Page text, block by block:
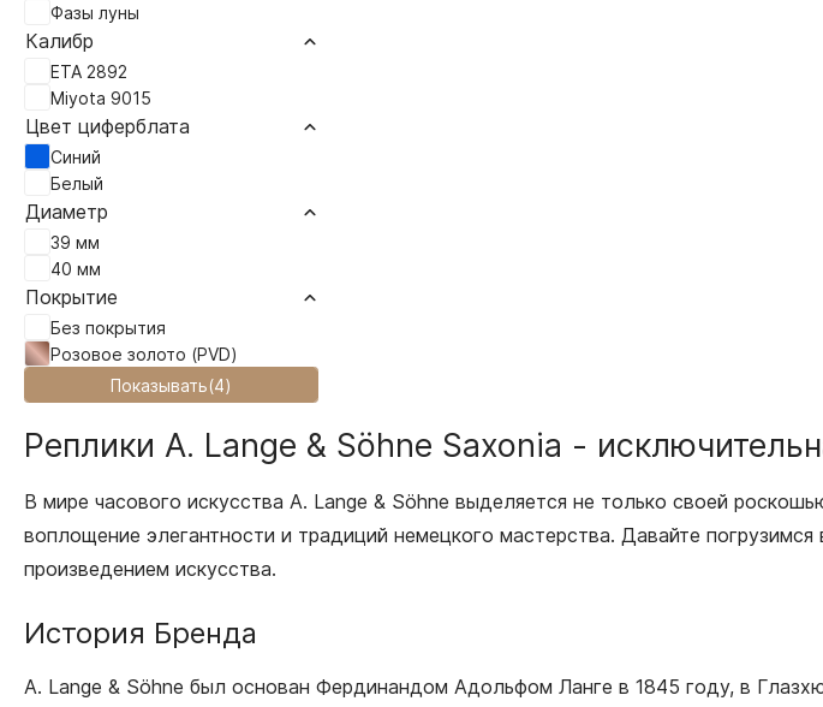
Фазы луны
Калибр
ETA 2892
Miyota 9015
Цвет циферблата
Синий
Белый
Диаметр
39 мм
40 мм
Покрытие
Без покрытия
Розовое золото (PVD)
Показывать(4)
Реплики A. Lange & Söhne Saxonia -
В мире часового искусства A. Lange & Söhne выделяется не только своей
воплощение элегантности и традиций немецкого мастерства. Давайте
произведением искусства.
История Бренда
A. Lange & Söhne был основан Фердинандом Адольфом Ланге в 1845 году, в